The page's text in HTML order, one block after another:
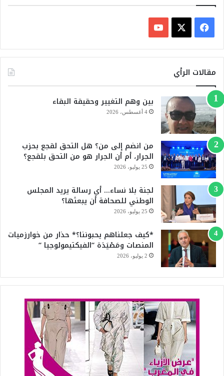
ي
س
ب
و
ك
X
Y
u
T
b
e
مقالات الرأي
بين وهم التغيير وحقيقة البقاء
4 أغسطس، 2026
من انضم إلى من؟ هل التحق لقجع بحزب
الجرار، أم أن الجرار هو من التحق بلقجع؟
25 يوليو، 2026
لجنة بلا نساء… أي رسالة يريد المجلس
الوطني للصحافة أن يبعثها؟
25 يوليو، 2026
*كيف جعلناهم يحبوننا؟* حذار من خوارزميات
المنصات ومَصْيَدَة “الفيكتيمولوجيا “
2 يوليو، 2026